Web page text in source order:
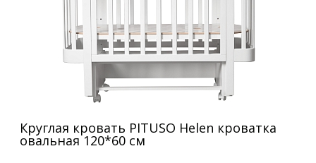
Круглая кровать PITUSO Helen кроватка
овальная 120*60 см